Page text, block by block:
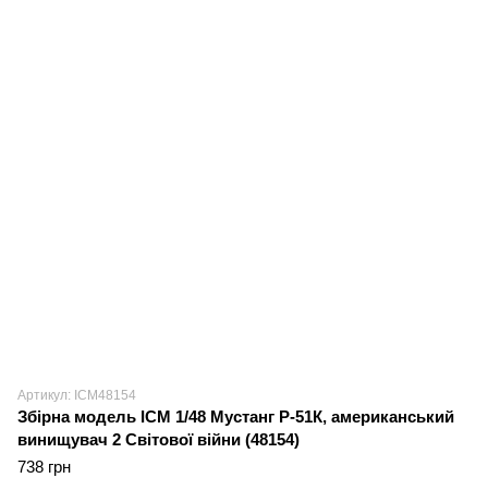
Артикул: ICM48154
Збірна модель ICM 1/48 Мустанг Р-51К, американський
винищувач 2 Світової війни (48154)
738 грн